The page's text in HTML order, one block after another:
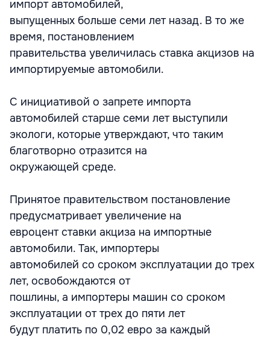
импорт автомобилей,
выпущенных больше семи лет назад. В то же
время, постановлением
правительства увеличилась ставка акцизов на
импортируемые автомобили.
С инициативой о запрете импорта
автомобилей старше семи лет выступили
экологи, которые утверждают, что таким
благотворно отразится на
окружающей среде.
Принятое правительством постановление
предусматривает увеличение на
евроцент ставки акциза на импортные
автомобили. Так, импортеры
автомобилей со сроком эксплуатации до трех
лет, освобождаются от
пошлины, а импортеры машин со сроком
эксплуатации от трех до пяти лет
будут платить по 0,02 евро за каждый